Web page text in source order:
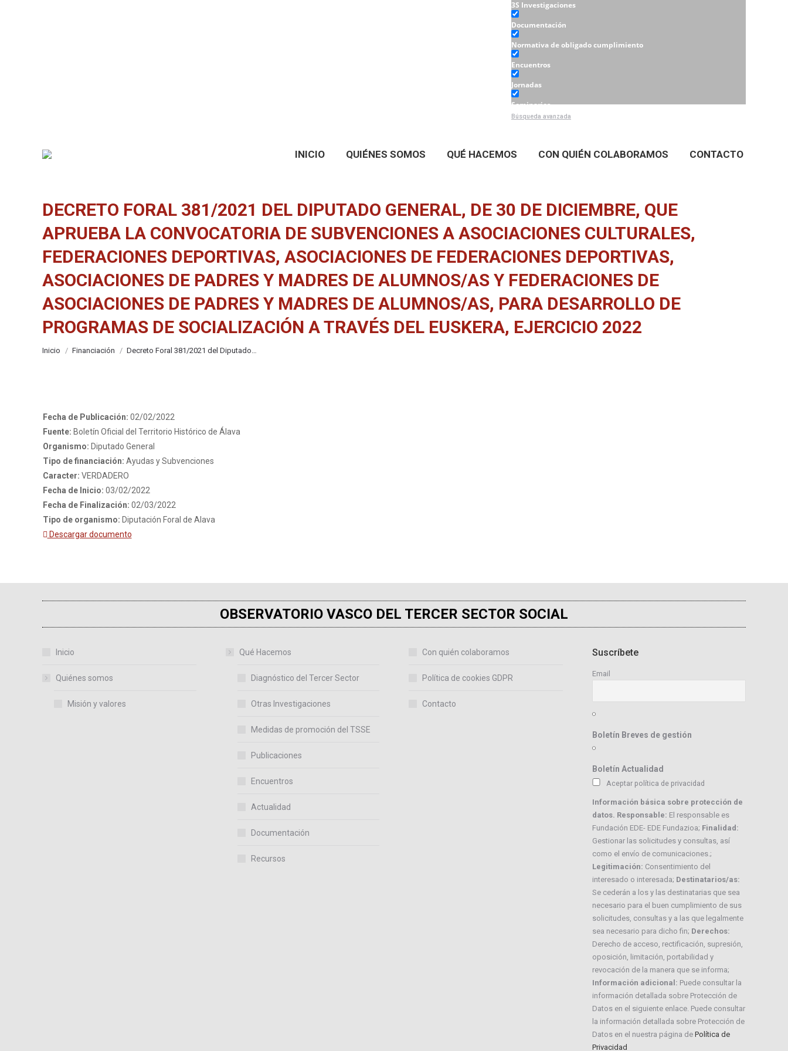
3S Investigaciones
Documentación
Normativa de obligado cumplimiento
Encuentros
Jornadas
Seminarios
Búsqueda avanzada
INICIO QUIÉNES SOMOS QUÉ HACEMOS CON QUIÉN COLABORAMOS CONTACTO
DECRETO FORAL 381/2021 DEL DIPUTADO GENERAL, DE 30 DE DICIEMBRE, QUE
APRUEBA LA CONVOCATORIA DE SUBVENCIONES A ASOCIACIONES CULTURALES,
FEDERACIONES DEPORTIVAS, ASOCIACIONES DE FEDERACIONES DEPORTIVAS,
ASOCIACIONES DE PADRES Y MADRES DE ALUMNOS/AS Y FEDERACIONES DE
ASOCIACIONES DE PADRES Y MADRES DE ALUMNOS/AS, PARA DESARROLLO DE
PROGRAMAS DE SOCIALIZACIÓN A TRAVÉS DEL EUSKERA, EJERCICIO 2022
Estás aquí:
Inicio Financiación Decreto Foral 381/2021 del Diputado…
Fecha de Publicación: 02/02/2022
Fuente: Boletín Oficial del Territorio Histórico de Álava
Organismo: Diputado General
Tipo de financiación: Ayudas y Subvenciones
Caracter: VERDADERO
Fecha de Inicio: 03/02/2022
Fecha de Finalización: 02/03/2022
Tipo de organismo: Diputación Foral de Alava
Descargar documento
OBSERVATORIO VASCO DEL TERCER SECTOR SOCIAL
Inicio
Quiénes somos
Misión y valores
Qué Hacemos
Diagnóstico del Tercer Sector
Otras Investigaciones
Medidas de promoción del TSSE
Publicaciones
Encuentros
Actualidad
Documentación
Recursos
Con quién colaboramos
Política de cookies GDPR
Contacto
Suscríbete
Email
Boletín Breves de gestión
Boletín Actualidad
Aceptar política de privacidad
Información básica sobre protección de
datos. Responsable: El responsable es
Fundación EDE- EDE Fundazioa; Finalidad:
Gestionar las solicitudes y consultas, así
como el envío de comunicaciones.;
Legitimación: Consentimiento del
interesado o interesada; Destinatarios/as:
Se cederán a los y las destinatarias que sea
necesario para el buen cumplimiento de sus
solicitudes, consultas y a las que legalmente
sea necesario para dicho fin; Derechos:
Derecho de acceso, rectificación, supresión,
oposición, limitación, portabilidad y
revocación de la manera que se informa;
Información adicional: Puede consultar la
información detallada sobre Protección de
Datos en el siguiente enlace. Puede consultar
la información detallada sobre Protección de
Datos en el nuestra página de Política de
Privacidad